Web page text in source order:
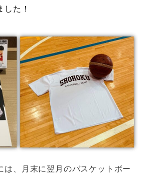
した！
は、月末に翌月のバスケットボー